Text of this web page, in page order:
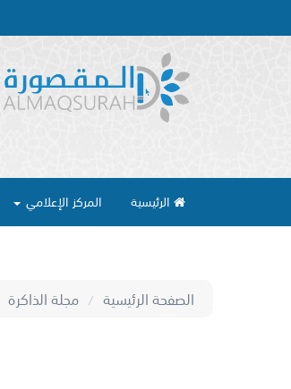
الرئيسية المركز الإعلامي
الصفحة الرئيسية / مجلة الذاكرة